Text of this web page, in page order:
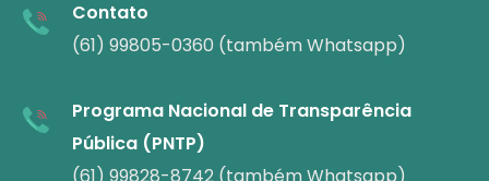
Contato
(61) 99805-0360 (também Whatsapp)
Programa Nacional de Transparência
Pública (PNTP)